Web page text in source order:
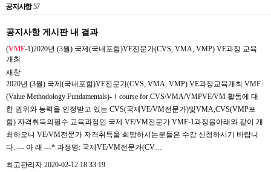
공지사항 57
공지사항 게시판 내 결과
(VMF-1)2020년 (3월) 국제(국내포함)VE전문가(CVS, VMA, VMP) VE과정 교육
개최
새창
2020년 (3월) 국제(국내포함)VE전문가(CVS, VMA, VMP) VE과정교육개최 ​VMF
(Value Methodology Fundamentals)-Ⅰcourse for CVS/VMA/VMPVE/VM 활동에 대
한 권위와 능력을 인정받고 있는 CVS(국제VE/VM전문가)및VMA,CVS(VMP포
함) 자격취득의​필수 교육과정인 국제 VE/VM전문가 VMF-1과정을아래와 같이 개
최하오니 ​VE/VM전문가 자격취득을 희망하시는분들은 수강 신청하시기 바랍니
다. --- 아 래 ---* 과정명: 국제VE/VM전문가(CV…
최고관리자 2020-02-12 18:33:19